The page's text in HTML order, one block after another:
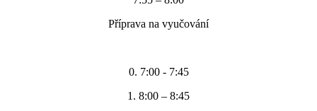
Příprava na vyučování
0. 7:00 - 7:45
1. 8:00 – 8:45